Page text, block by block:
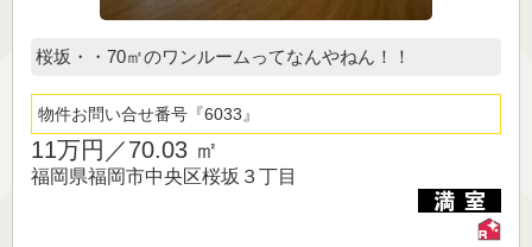
桜坂・・70㎡のワンルームってなんやねん！！
物件お問い合せ番号 6033
11万円／70.03 ㎡
福岡県福岡市中央区桜坂３丁目